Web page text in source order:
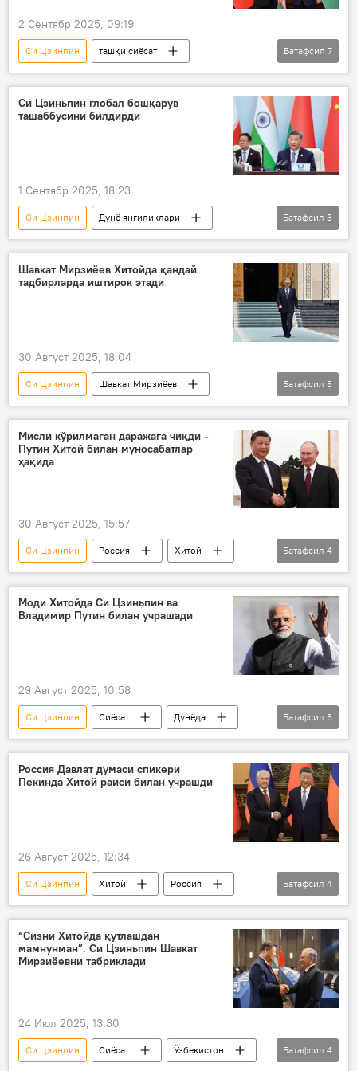
2 Сентябр 2025, 09:19
Си Цзинпин
ташқи сиёсат
Шавкат Мирзиёев
Шанхай ҳамкорлик ташкилоти (ШҲТ)
транспорт
экспорт
Батафсил 7
Си Цзиньпин глобал бошқарув
ташаббусини билдирди
1 Сентябр 2025, 18:23
Си Цзинпин
Дунё янгиликлари
Дунёда
Хитой
Шанхай ҳамкорлик ташкилоти (ШҲТ)
Батафсил 3
Шавкат Мирзиёев Хитойда қандай
тадбирларда иштирок этади
30 Август 2025, 18:04
Си Цзинпин
Шавкат Мирзиёев
президент
Ўзбекистон
Хитой
ХХР
Шанхай ҳамкорлик ташкилоти (ШҲТ)
Батафсил 5
Мисли кўрилмаган даражага чиқди -
Путин Хитой билан муносабатлар
ҳақида
30 Август 2025, 15:57
Си Цзинпин Россия
Хитой
Владимир Путин
Иқтисод
интервью
Шанхай ҳамкорлик ташкилоти (ШҲТ)
Батафсил 4
Моди Хитойда Си Цзиньпин ва
Владимир Путин билан учрашади
29 Август 2025, 10:58
Си Цзинпин Сиёсат
Дунёда
Ҳиндистон
Хитой
Россия
Нарендра Моди
Шанхай ҳамкорлик ташкилоти (ШҲТ)
Батафсил 6
Россия Давлат думаси спикери
Пекинда Хитой раиси билан учрашди
26 Август 2025, 12:34
Си Цзинпин Хитой
Россия
Россия Давлат думаси
Дунё янгиликлари
Дунёда
Вячеслав Володин
Батафсил 4
“Сизни Хитойда қутлашдан
мамнунман”. Си Цзиньпин Шавкат
Мирзиёевни табриклади
24 Июл 2025, 13:30
Си Цзинпин Сиёсат
Ўзбекистон
Батафсил 4